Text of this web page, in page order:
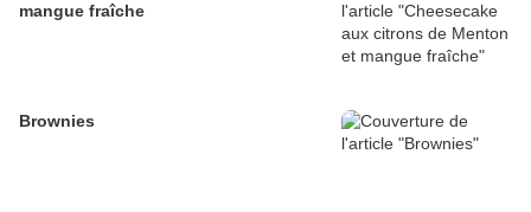
mangue fraîche
Brownies